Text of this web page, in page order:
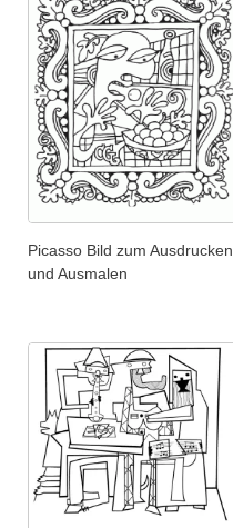
Picasso Bild zum Ausdrucken
und Ausmalen